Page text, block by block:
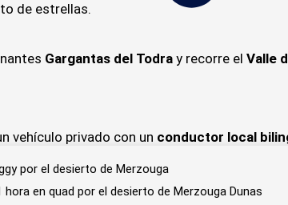
por el desierto de Merzouga
hora en quad por el desierto de Merzouga Dunas
de estrellas.
Gargantas del Todra y recorre el Valle
vehículo privado con un conductor local